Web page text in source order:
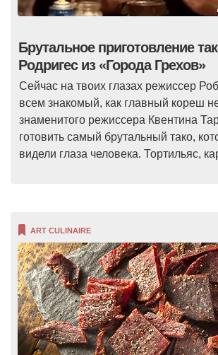
Брутальное приготовление
Родригес из «Города Грехов»
Сейчас на твоих глазах режиссер
всем знакомый, как главный кореш
знаменитого режиссера Квентина
готовить самый брутальный тако,
видели глаза человека. Тортильяс,
ART CULINAIRE